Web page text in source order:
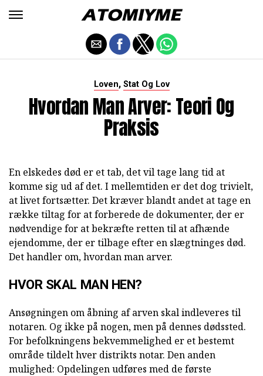
Loven, Stat Og Lov
Hvordan Man Arver: Teori Og
Praksis
En elskedes død er et tab, det vil tage lang tid at
komme sig ud af det. I mellemtiden er det dog trivielt,
at livet fortsætter. Det kræver blandt andet at tage en
række tiltag for at forberede de dokumenter, der er
nødvendige for at bekræfte retten til at afhænde
ejendomme, der er tilbage efter en slægtninges død.
Det handler om, hvordan man arver.
HVOR SKAL MAN HEN?
Ansøgningen om åbning af arven skal indleveres til
notaren. Og ikke på nogen, men på dennes dødssted.
For befolkningens bekvemmelighed er et bestemt
område tildelt hver distrikts notar. Den anden
mulighed: Opdelingen udføres med de første